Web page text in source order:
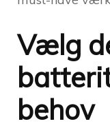
Vælg
behov